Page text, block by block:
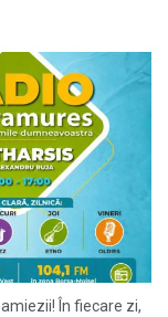
În fiecare zi,